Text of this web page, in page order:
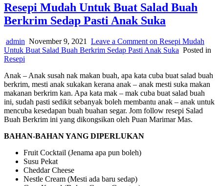
Resepi Mudah Untuk Buat Salad Buah
Berkrim Sedap Pasti Anak Suka
admin November 9, 2021 Leave a Comment on Resepi Mudah
Untuk Buat Salad Buah Berkrim Sedap Pasti Anak Suka Posted in
Resepi
Anak – Anak susah nak makan buah, apa kata cuba buat salad buah
berkrim, mesti anak sukakan kerana anak – anak mesti suka makan
makanan berkrim kan. Apa kata mak – mak cuba buat salad buah
ini, sudah pasti sedikit sebanyak boleh membantu anak – anak untuk
mencuba kesedapan buah buahan segar. Jom follow resepi Salad
Buah Berkrim ini yang dikongsikan oleh Puan Marimar Mas.
BAHAN-BAHAN YANG DIPERLUKAN
Fruit Cocktail (Jenama apa pun boleh)
Susu Pekat
Cheddar Cheese
Nestle Cream (Mesti ada baru sedap)